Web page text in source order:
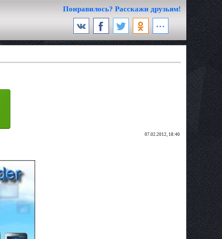
Понравилось? Расскажи друзьям!
07.02.2012, 18:40